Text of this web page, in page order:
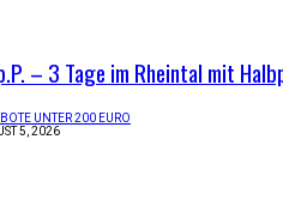
– 3 Tage im Rheintal mit
UNTER 200 EURO
5, 2026